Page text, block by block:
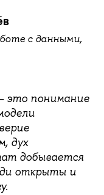
с данными,
это понимание
дух
добывается
открыты и